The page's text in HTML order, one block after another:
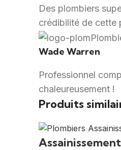
Des plombiers
crédibilité de cette
Wade Warren
Professionnel
Produits